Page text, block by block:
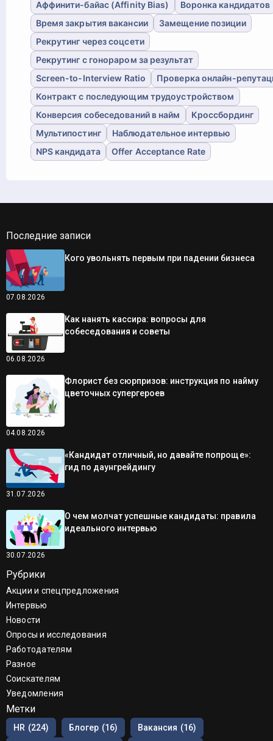
Аффинити-байас (Affinity Bias)
Воронка кандидатов
Время закрытия вакансии
Замещение позиции
Рекрутинг через соцсети
Рекрутинг с гонораром за результат
Screen-to-Interview Ratio
Проверка онлайн-
Контракт с последующим трудоустройством
Конверсия собеседований в найм
Кроссбординг
Мультипостинг
Наблюдательное интервью
NPS кандидата
Offer Acceptance Rate
Последние записи
07.08.2026
Кого увольнять первым при падении бизнеса
06.08.2026
Как нанять кассира: вопросы для
собеседования и советы
04.08.2026
Флорист без сюрпризов: инструкция по найму
цветочных супергероев
31.07.2026
«Кандидат отличный, но давайте попроще»:
гид по даунгрейдингу
30.07.2026
О чем молчат успешные кандидаты: правила
идеального интервью
Рубрики
Акции и спецпредложения
Интервью
Новости
Опросы и исследования
Работодателям
Разное
Соискателям
Уведомления
Метки
HR (224) Блогер (16) Вакансия (16)